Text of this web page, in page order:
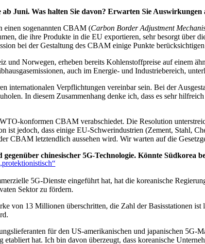
Juni. Was halten Sie davon? Erwarten Sie
einen sogenannten CBAM (Carbon Border Adjustment
die ihre Produkte in die EU exportieren, sehr besorgt über
bei der Gestaltung des CBAM einige Punkte berücksichtigen
und Norwegen, erheben bereits Kohlenstoffpreise auf einem
auch im Energie- und Industriebereich,
internationalen Verpflichtungen vereinbar sein. Bei der
In diesem Zusammenhang denke ich, dass es sehr
konformen CBAM verabschiedet. Die Resolution
ist jedoch, dass einige EU-Schwerindustrien (Zement, Stahl,
CBAM letztendlich aussehen wird. Wir warten auf die
chinesischer 5G-Technologie. Könnte
5G-Dienste eingeführt hat, hat die koreanische
Sektor zu fördern.
von 13 Millionen überschritten, die Zahl der Basisstationen
für den US-amerikanischen und japanischen 5G-
hat. Ich bin davon überzeugt, dass koreanische